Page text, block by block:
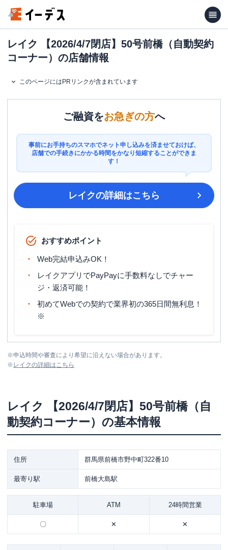
レイク 【2026/4/7閉店】50号前橋（自動契約
コーナー）の店舗情報
このページにはPRリンクが含まれています
ご融資をお急ぎの方へ
事前にお手持ちのスマホでネット申し込みを済ませておけば、
店舗での手続きにかかる時間をかなり短縮することができま
す！
レイクの詳細はこちら
おすすめポイント
Web完結申込みOK！
レイクアプリでPayPayに手数料なしでチャー
ジ・返済可能！
初めてWebでの契約で業界初の365日間無利息！
※
※申込時間や審査により希望に沿えない場合があります。
※ レイクの詳細はこちら
レイク
【2026/4/7閉店】50号前橋（自
動契約コーナー） の基本情報
住所 群馬県前橋市野中町322番10
最寄り駅 前橋大島駅
駐車場 ATM 24時間営業
〇 ✕ ✕